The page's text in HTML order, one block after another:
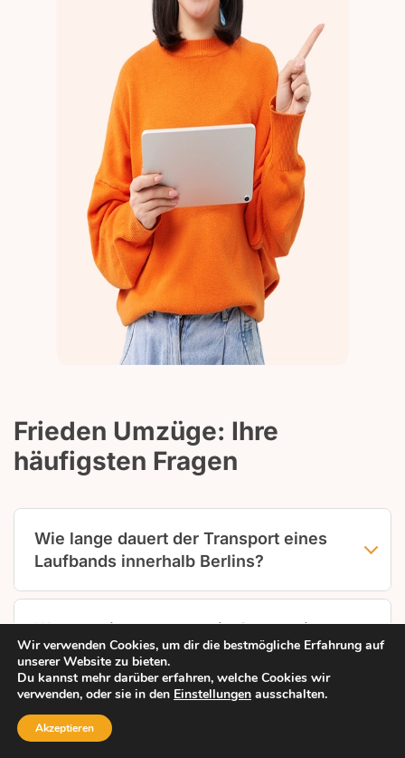
Frieden Umzüge: Ihre
häufigsten Fragen
Wie lange dauert der Transport eines
Laufbands innerhalb Berlins?
Die Demontage nimmt meist 30 bis 45 Minuten
in Anspruch, die Fahrt durch Berlin je nach
Entfernung 20 bis 60 Minuten. Der
Wiederaufbau dauert etwa 40 Minuten.
Insgesamt sollten Sie für ein einzelnes
Laufband rund zwei bis drei Stunden einplanen,
abhängig von Zugangswegen und Gerätetyp.
Was passiert, wenn mein Crosstrainer
nicht durch die Tür passt?
Wir demontieren das Gerät soweit, dass es
durch alle Öffnungen passt. Arme, Pedale und
oft auch der Standfuß lassen sich abnehmen.
Warum sollte ich Fitnessgeräte nicht
selbst transportieren?
Anruf
Wir verwenden Cookies, um dir die bestmögliche Erfahrung auf
unserer Website zu bieten.
Du kannst mehr darüber erfahren, welche Cookies wir
verwenden, oder sie in den Einstellungen ausschalten.
Akzeptieren